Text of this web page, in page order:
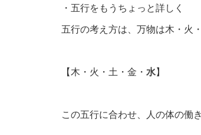
・五行をもうちょっと詳しく
五行の考え方は、万物は木・火
【木・火・土・金・ 水】
この五行に合わせ、人の体の働